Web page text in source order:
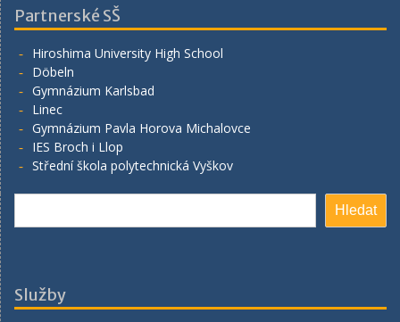
Partnerské SŠ
Hiroshima University High School
Döbeln
Gymnázium Karlsbad
Linec
Gymnázium Pavla Horova Michalovce
IES Broch i Llop
Střední škola polytechnická Vyškov
Hledat
Služby